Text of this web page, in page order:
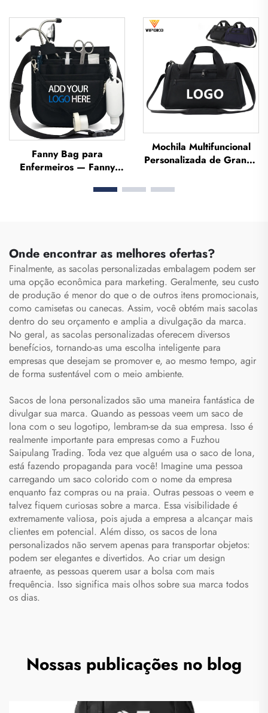
Caneleira para Futebol,
Protetores para as
Pernas, Caneleiras para
Futebol
para Treino Masculino,
Vestuário Esportivo de
Futebol Personalizado,
Uniforme de Equipe de
Futebol
Fanny Bag para
Enfermeiros — Fanny
Compartimentos, Estojo
Mochila Multifuncional
Personalizada de Grande
Esportes e Academia,
Viagem, Mochila Tipo
Duffel
Onde encontrar as melhores ofertas?
Finalmente, as sacolas personalizadas embalagem podem ser
uma opção econômica para marketing. Geralmente, seu custo
de produção é menor do que o de outros itens promocionais,
como camisetas ou canecas. Assim, você obtém mais sacolas
dentro do seu orçamento e amplia a divulgação da marca.
No geral, as sacolas personalizadas oferecem diversos
benefícios, tornando-as uma escolha inteligente para
empresas que desejam se promover e, ao mesmo tempo, agir
de forma sustentável com o meio ambiente.
Sacos de lona personalizados são uma maneira fantástica de
divulgar sua marca. Quando as pessoas veem um saco de
lona com o seu logotipo, lembram-se da sua empresa. Isso é
realmente importante para empresas como a Fuzhou
Saipulang Trading. Toda vez que alguém usa o saco de lona,
está fazendo propaganda para você! Imagine uma pessoa
carregando um saco colorido com o nome da empresa
enquanto faz compras ou na praia. Outras pessoas o veem e
talvez fiquem curiosas sobre a marca. Essa visibilidade é
extremamente valiosa, pois ajuda a empresa a alcançar mais
clientes em potencial. Além disso, os sacos de lona
personalizados não servem apenas para transportar objetos:
podem ser elegantes e divertidos. Ao criar um design
atraente, as pessoas querem usar a bolsa com mais
frequência. Isso significa mais olhos sobre sua marca todos
os dias.
Nossas publicações no blog